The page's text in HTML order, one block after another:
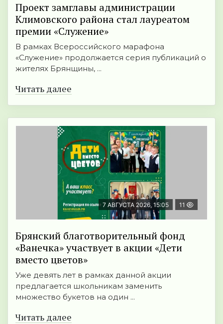
Проект замглавы администрации
Климовского района стал лауреатом
премии «Служение»
В рамках Всероссийского марафона
«Служение» продолжается серия публикаций о
жителях Брянщины, ...
Читать далее
7 АВГУСТА 2026, 15:05 11
Брянский благотворительный фонд
«Ванечка» участвует в акции «Дети
вместо цветов»
Уже девять лет в рамках данной акции
предлагается школьникам заменить
множество букетов на один ...
Читать далее